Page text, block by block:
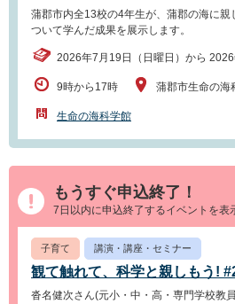
蒲郡市内全13校の4年生が、蒲郡の海に親
ついて学んだ成果を展示します。
2026年7月19日（日曜日）から 2026
9時から17時 蒲郡市生命の海
生命の海科学館
もうすぐ申込終了！
7日以内に申込終了するイベントを表
子育て 講演・講座・セミナー
観て触れて、科学と親しもう!
沓名健次さん(元小・中・高・専門学校教